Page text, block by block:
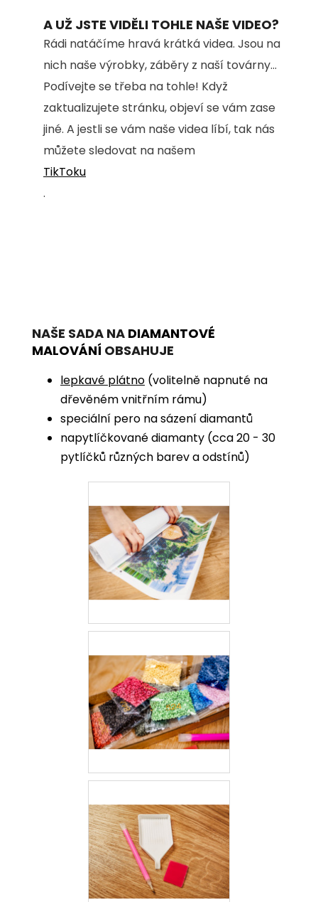
A UŽ JSTE VIDĚLI TOHLE NAŠE VIDEO?
Rádi natáčíme hravá krátká videa. Jsou na
nich naše výrobky, záběry z naší továrny...
Podívejte se třeba na tohle! Když
zaktualizujete stránku, objeví se vám zase
jiné. A jestli se vám naše videa líbí, tak nás
můžete sledovat na našem
TikToku
.
NAŠE SADA NA DIAMANTOVÉ
MALOVÁNÍ OBSAHUJE
lepkavé plátno (volitelně napnuté na
dřevěném vnitřním rámu)
speciální pero na sázení diamantů
napytlíčkované diamanty (cca 20 - 30
pytlíčků různých barev a odstínů)